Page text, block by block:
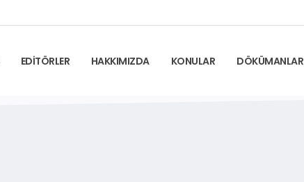
EDİTÖRLER HAKKIMIZDA KONULAR DÖKÜMANLAR